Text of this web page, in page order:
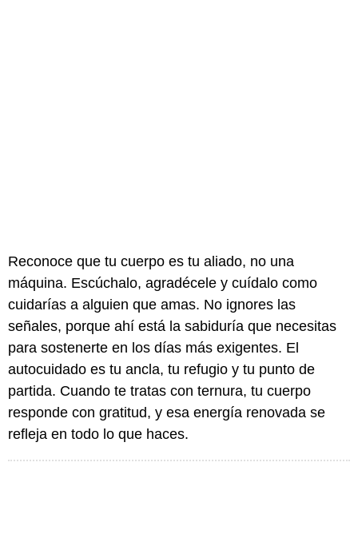
Reconoce que tu cuerpo es tu aliado, no una
máquina. Escúchalo, agradécele y cuídalo como
cuidarías a alguien que amas. No ignores las
señales, porque ahí está la sabiduría que necesitas
para sostenerte en los días más exigentes. El
autocuidado es tu ancla, tu refugio y tu punto de
partida. Cuando te tratas con ternura, tu cuerpo
responde con gratitud, y esa energía renovada se
refleja en todo lo que haces.